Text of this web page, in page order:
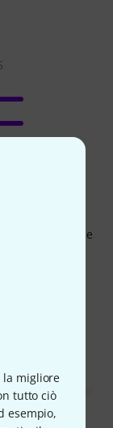
la migliore
tutto ciò
esempio,
di
di
nel trasporto,
è impossibile
fronzoli,
ingresso e